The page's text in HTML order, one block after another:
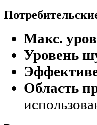
Макс.
Уровень
Область